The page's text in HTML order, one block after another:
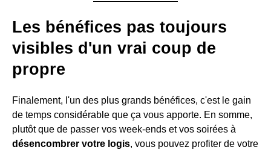
Les bénéfices pas toujours
visibles d'un vrai coup de
propre
Finalement, l'un des plus grands bénéfices, c'est le gain
de temps considérable que ça vous apporte. En somme,
plutôt que de passer vos week-ends et vos soirées à
désencombrer votre logis, vous pouvez profiter de votre